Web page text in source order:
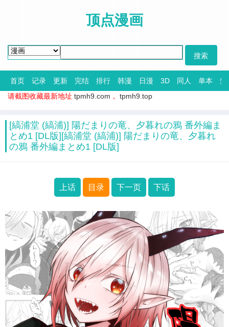
顶点漫画
首页 记录 更新 完结 排行 韩漫 日漫 3D 同人 单本
短
请截图收藏最新地址 tpmh9.com ， tpmh9.top
[縞浦堂 (縞浦)] 陽だまりの竜、夕暮れの鴉 番外編ま
とめ1 [DL版][縞浦堂 (縞浦)] 陽だまりの竜、夕暮れ
の鴉 番外編まとめ1 [DL版]
上话 目录 下一页 下话